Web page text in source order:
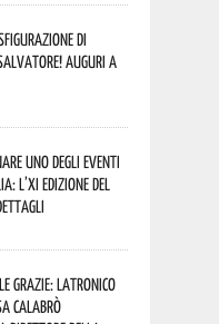
di
Auguri a
uno degli eventi
l’XI edizione del
Grazie: Latronico
Calabrò